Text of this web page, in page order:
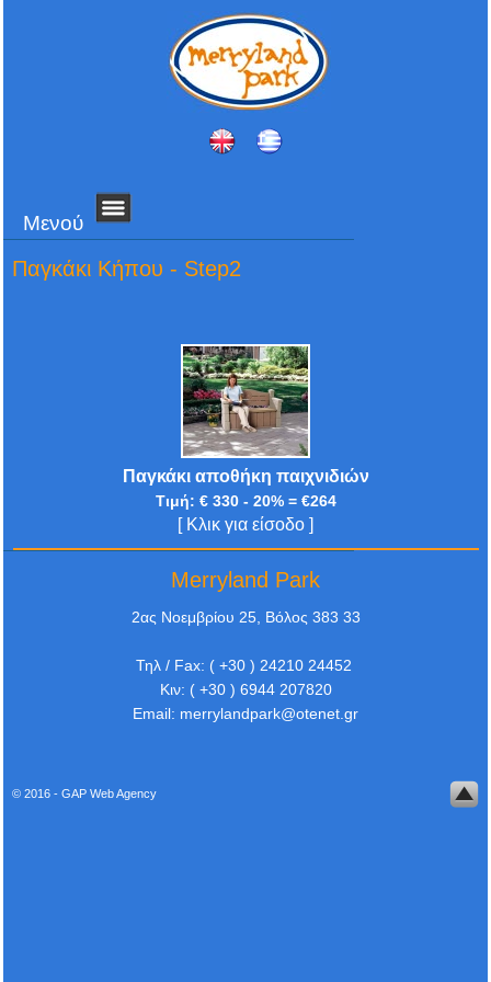
Μενού
Παγκάκι Κήπου - Step2
Παγκάκι αποθήκη παιχνιδιών
Τιμή: € 330 - 20% = €264
[ Κλικ για είσοδο ]
Merryland Park
2ας Νοεμβρίου 25, Βόλος 383 33
Τηλ / Fax: ( +30 ) 24210 24452
Κιν: ( +30 ) 6944 207820
Email: merrylandpark@otenet.gr
© 2016 -GAP Web Agency